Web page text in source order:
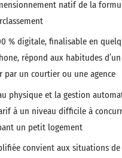
natif de la
% digitale, finalisable en
répond aux habitudes
par un courtier ou une agence
physique et la gestion
à un niveau difficile à
un petit logement
convient aux situations